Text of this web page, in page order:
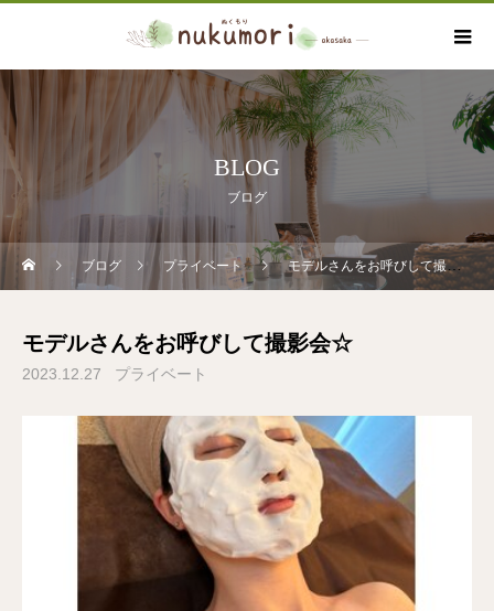
BLOG
ブログ
ブログ プライベート モデルさんをお呼びして撮影会☆
モデルさんをお呼びして撮影会☆
2023.12.27 プライベート